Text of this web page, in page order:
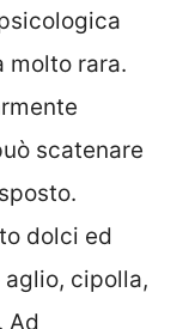
molto rara.
scatenare
dolci ed
cipolla,
Ad